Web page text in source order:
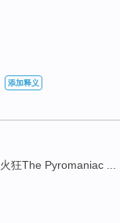
添加释义
狂The Pyromaniac ...